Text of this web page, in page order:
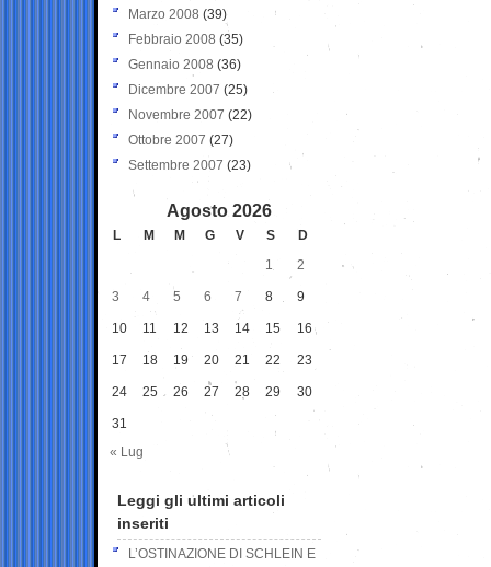
Marzo 2008 (39)
Febbraio 2008 (35)
Gennaio 2008 (36)
Dicembre 2007 (25)
Novembre 2007 (22)
Ottobre 2007 (27)
Settembre 2007 (23)
Agosto 2026
L M M G V S
D
1
2
3 4 5 6 7 8 9
10 11 12 13 14 15 16
17 18 19 20 21 22 23
24 25 26 27 28 29 30
31
« Lug
Leggi gli ultimi articoli
inseriti
L’OSTINAZIONE DI SCHLEIN E